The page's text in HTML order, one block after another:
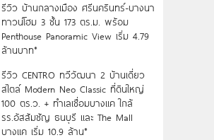
รีวิว บ้านกลางเมือง ศรีนครินทร์-บางนา
ทาวน์โฮม 3 ชั้น 173 ตร.ม. พร้อม
Penthouse Panoramic View เริ่ม 4.79
ล้านบาท*
รีวิว CENTRO ทวีวัฒนา 2 บ้านเดี่ยว
สไตล์ Modern Neo Classic ที่ดินใหญ่
100 ตร.ว. + ทำเลเชื่อมบางแค ใกล้
รร.อัสสัมชัญ ธนบุรี และ The Mall
บางแค เริ่ม 10.9 ล้าน*